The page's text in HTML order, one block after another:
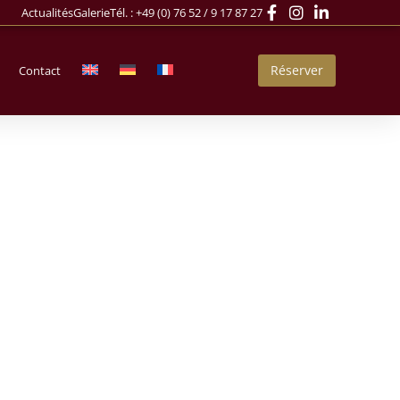
ActualitésGalerieTél. :+49 (0) 76 52 / 9 17 87 27
Contact Réserver